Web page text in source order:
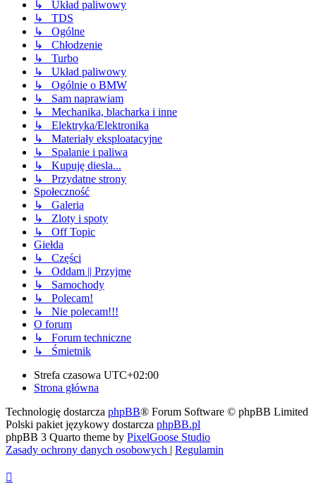
↳ Układ paliwowy
↳ TDS
↳ Ogólne
↳ Chłodzenie
↳ Turbo
↳ Układ paliwowy
↳ Ogólnie o BMW
↳ Sam naprawiam
↳ Mechanika, blacharka i inne
↳ Elektryka/Elektronika
↳ Materiały eksploatacyjne
↳ Spalanie i paliwa
↳ Kupuję diesla...
↳ Przydatne strony
Społeczność
↳ Galeria
↳ Zloty i spoty
↳ Off Topic
Giełda
↳ Części
↳ Oddam || Przyjmę
↳ Samochody
↳ Polecam!
↳ Nie polecam!!!
O forum
↳ Forum techniczne
↳ Śmietnik
Strefa czasowa UTC+02:00
Strona główna
Technologię dostarcza phpBB® Forum Software © phpBB Limited
Polski pakiet językowy dostarcza phpBB.pl
phpBB 3 Quarto theme by PixelGoose Studio
Zasady ochrony danych osobowych
Regulamin